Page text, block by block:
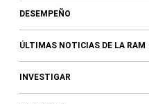
DESEMPEÑO
ÚLTIMAS NOTICIAS DE LA RAM
INVESTIGAR